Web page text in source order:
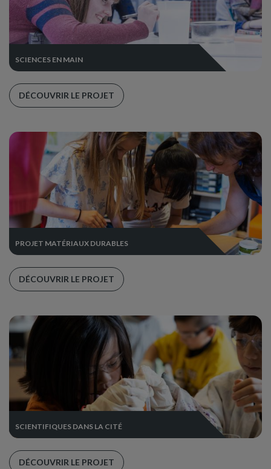
SCIENCES EN MAIN
DÉCOUVRIR LE PROJET
PROJET MATÉRIAUX DURABLES
DÉCOUVRIR LE PROJET
SCIENTIFIQUES DANS LA CITÉ
DÉCOUVRIR LE PROJET